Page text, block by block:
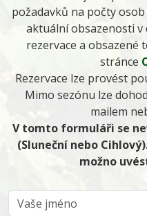
požadavků na počty
aktuální obsazenosti v
rezervace a obsazené
stránce
Rezervace lze provést
Mimo sezónu lze
mailem
V tomto formuláři se
(Sluneční nebo
možno